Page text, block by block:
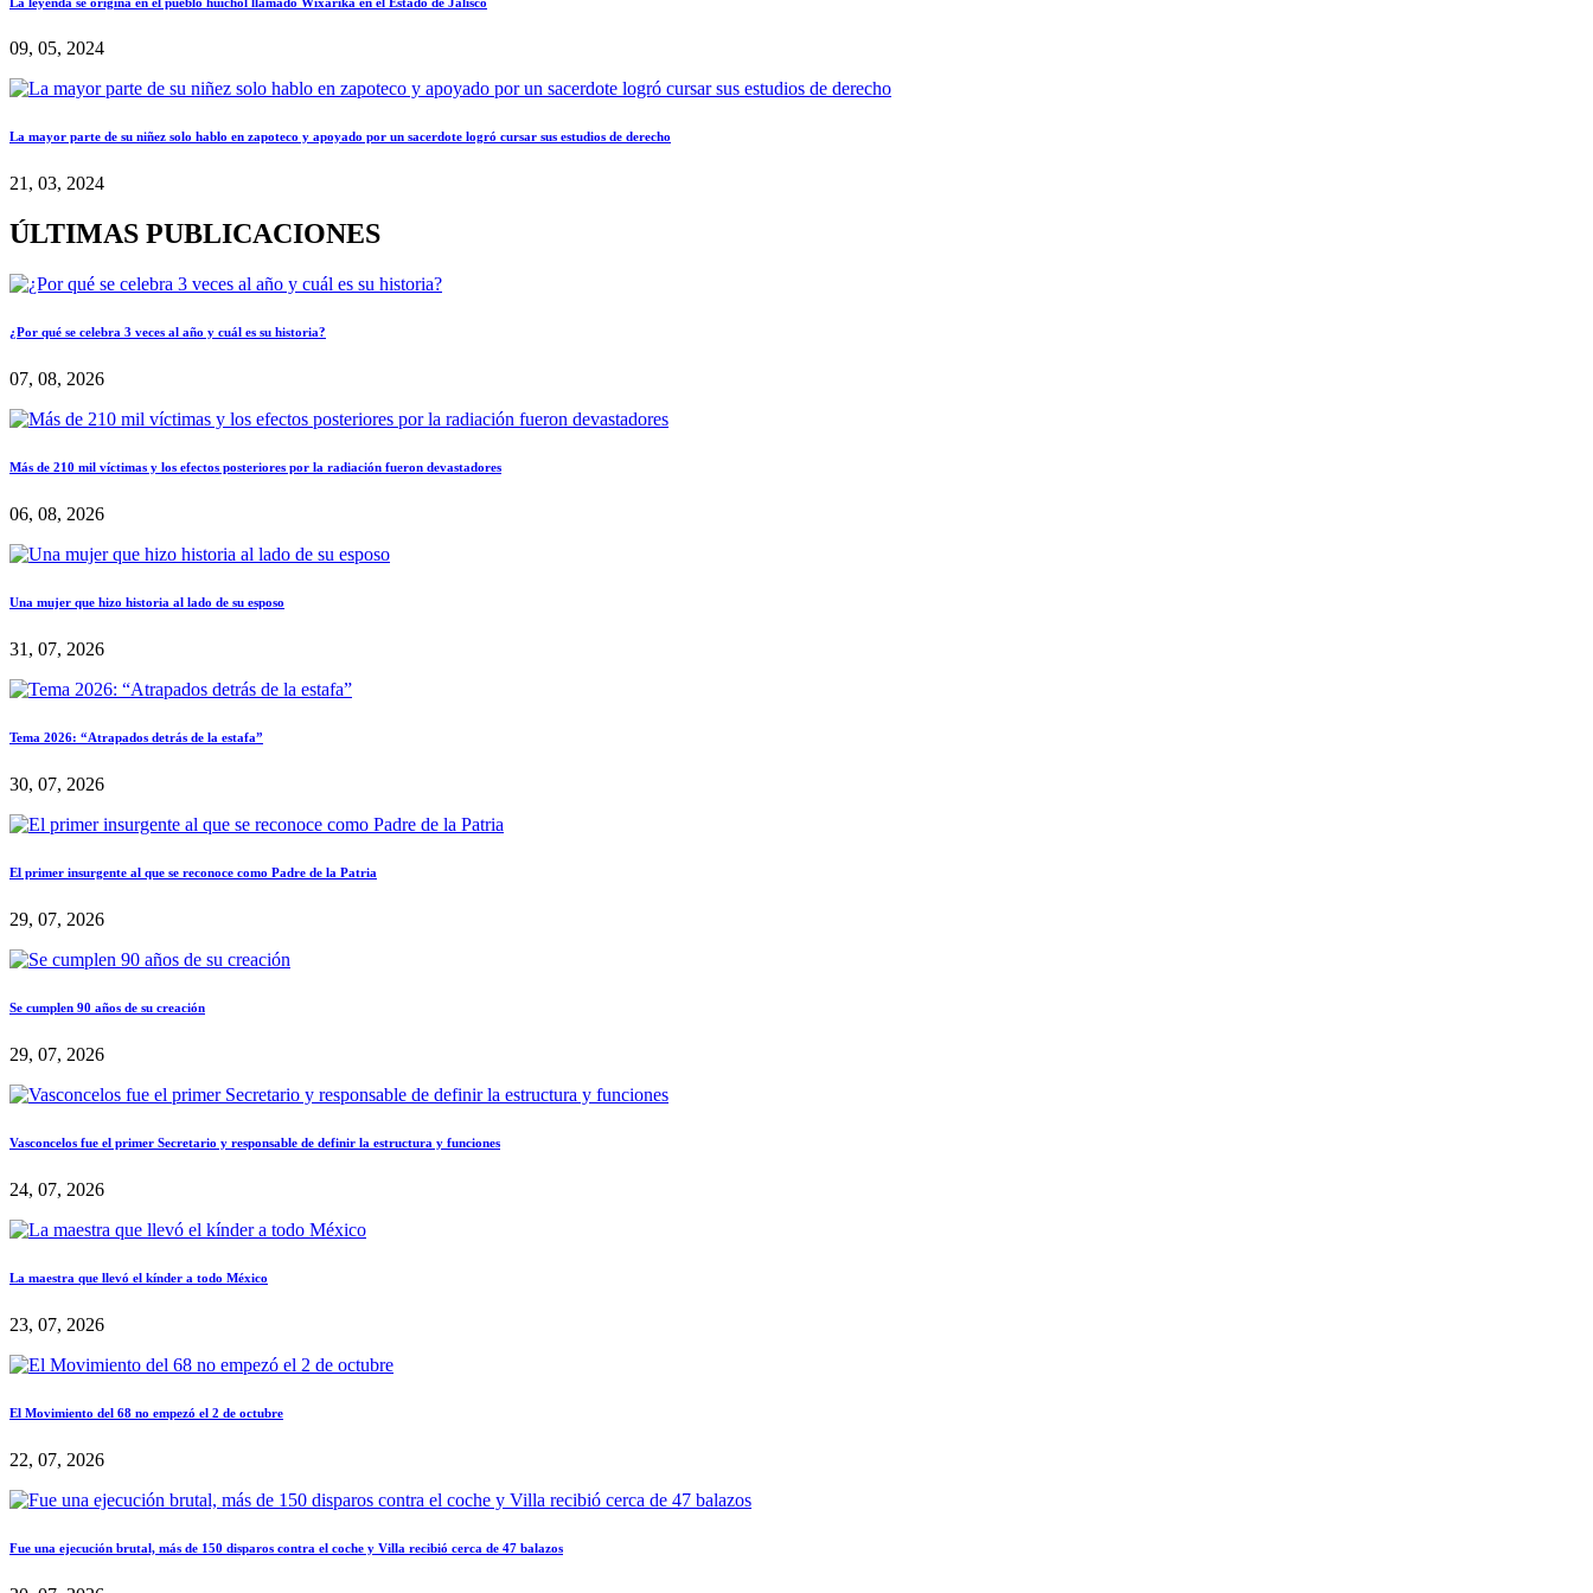
09, 05, 2024
La mayor parte de su niñez solo hablo en zapoteco y apoyado por un sacerdote logró cursar sus estudios de derecho
21, 03, 2024
ÚLTIMAS PUBLICACIONES
¿Por qué se celebra 3 veces al año y cuál es su historia?
07, 08, 2026
Más de 210 mil víctimas y los efectos posteriores por la radiación fueron devastadores
06, 08, 2026
Una mujer que hizo historia al lado de su esposo
31, 07, 2026
Tema 2026: “Atrapados detrás de la estafa”
30, 07, 2026
El primer insurgente al que se reconoce como Padre de la Patria
29, 07, 2026
Se cumplen 90 años de su creación
29, 07, 2026
Vasconcelos fue el primer Secretario y responsable de definir la estructura y funciones
24, 07, 2026
La maestra que llevó el kínder a todo México
23, 07, 2026
El Movimiento del 68 no empezó el 2 de octubre
22, 07, 2026
Fue una ejecución brutal, más de 150 disparos contra el coche y Villa recibió cerca de 47 balazos